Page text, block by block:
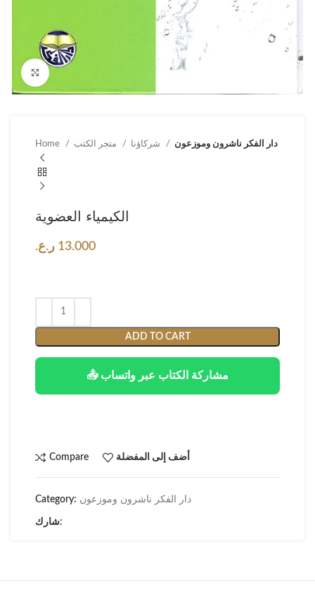
Home دار الفكر ناشرون وموزعون
الكيمياء العضوية
13.000 ر.ع.
ADD TO CART
📤 مشاركة الكتاب عبر واتساب
Compare أضف إلى المفضلة
Category: دار الفكر ناشرون وموزعون
شارك: